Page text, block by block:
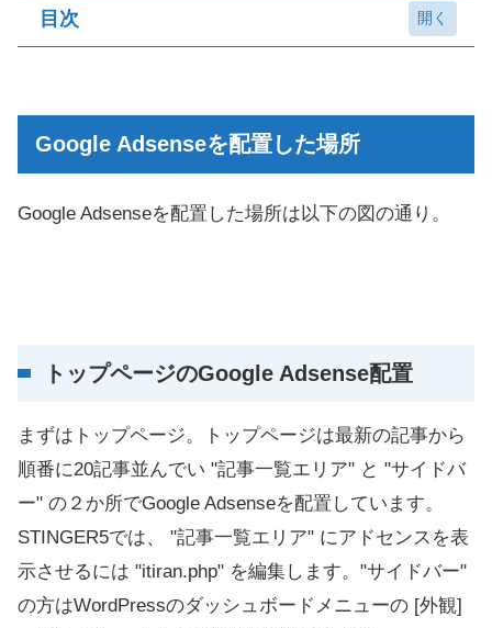
目次
記事ページのGoogle Adsense配置
それぞれの貼り方
数年後の僕へ
Google Adsenseを配置した場所
Google Adsenseを配置した場所は以下の図の通り。
トップページのGoogle Adsense配置
まずはトップページ。トップページは最新の記事から
順番に20記事並んでい "記事一覧エリア" と "サイドバ
ー" の２か所でGoogle Adsenseを配置しています。
STINGER5では、 "記事一覧エリア" にアドセンスを表
示させるには "itiran.php" を編集します。"サイドバー"
の方はWordPressのダッシュボードメニューの [外観]